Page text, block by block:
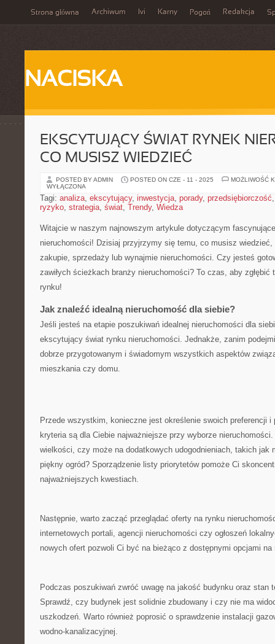
Strona główna Archiwum Ivi Karny Pogoń Redakcja
NACISKA
EKSCYTUJĄCY ŚWIAT RYNEK
CO MUSISZ WIEDZIEĆ
POSTED BY ADMIN POSTED ON CZE - 11 - 2025
MOŻLIWOŚĆ
WYŁĄCZONA
Tagi: analiza, ekscytujący, inwestycja, porady, przedsiębiorczość
ryzyko, strategia, świat, Trendy, Wiedza
Witajcie w naszym najnowszym ⁢artykule⁣ dotyczącym
nieruchomości! Dzisiaj przyjrzymy‌ się⁢ temu, co musisz
zakupie, sprzedaży lub ⁤wynajmie nieruchomości. Czy jesteś
⁤zawiłych ścieżkach branży nieruchomości? To czas, aby zgłębić
rynku!
Jak znaleźć idealną⁢ nieruchomość⁢ dla siebie?
Jeśli⁤ jesteś na etapie poszukiwań idealnej nieruchomości dla
ekscytujący‍ świat rynku ​nieruchomości. Jednakże, zanim
dobrze przygotowanym ​i świadomym ⁢wszystkich aspektów
⁢mieszkania czy domu.
Przede ​wszystkim, konieczne jest określenie​ swoich preferencji
kryteria są dla Ciebie najważniejsze przy wyborze
wielkości, czy ⁤może na‍ dodatkowych udogodnieniach, takich jak
piękny ⁢ogród? Sporządzenie listy priorytetów pomoże ⁢Ci
najważniejszych kwestiach.
Następnie, warto⁤ zacząć przeglądać oferty na rynku
internetowych portali, agencji‍ nieruchomości czy ogłoszeń⁣
nowych ofert pozwoli Ci być na ‌bieżąco z dostępnymi ⁣opcjami‍ na
Podczas poszukiwań zwróć uwagę na jakość budynku ‍oraz ​stan
⁣Sprawdź, czy budynek jest solidnie zbudowany i czy nie ma
uszkodzeń. Warto również poprosić o sprawdzenie instalacji
⁤wodno-kanalizacyjnej.